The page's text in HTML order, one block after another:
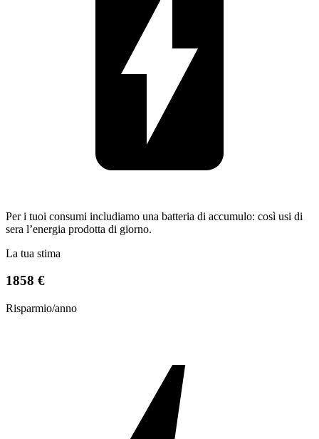
Per i tuoi consumi includiamo una batteria di accumulo: così usi di
sera l’energia prodotta di giorno.
La tua stima
1858 €
Risparmio/anno